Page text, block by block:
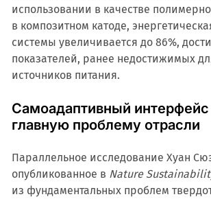
использовании в качестве
в композитном катоде,
системы увеличивается до 86%,
показателей, ранее недостижимых
источников питания.
Самоадаптивный
главную проблему отрасли
Параллельное исследование Хуан
опубликованное в Nature
из фундаментальных проблем